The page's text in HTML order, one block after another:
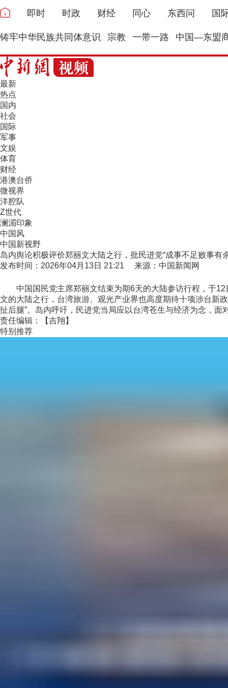
即时 时政 财经 同心 东西问 国
铸牢中华民族共同体意识 宗教 一带一路 中国—东盟
最新
热点
国内
社会
国际
军事
文娱
体育
财经
港澳台侨
微视界
洋腔队
Z世代
澜湄印象
中国风
中国新视野
岛内舆论积极评价郑丽文大陆之行，批民进党“成事不足败事有
发布时间：2026年04月13日 21:21 来源：中国新闻网
中国国民党主席郑丽文结束为期6天的大陆参访行程，于12
文的大陆之行，台湾旅游、观光产业界也高度期待十项涉台新
扯后腿”。岛内呼吁，民进党当局应以台湾苍生与经济为念，面
责任编辑：【吉翔】
特别推荐